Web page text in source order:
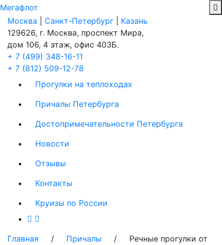
Мегафлот
Москва
Санкт-Петербург
Казань
129626, г. Москва, проспект Мира,
дом 106, 4 этаж, офис 403Б.
+ 7 (499) 348-16-11
+ 7 (812) 509-12-78
Прогулки на теплоходах
Причалы Петербурга
Достопримечательности Петербурга
Новости
Отзывы
Контакты
Круизы по России
Главная / Причалы / Речные прогулки от